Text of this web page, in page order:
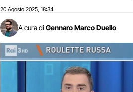
20 Agosto 2025 18:34
A cura di Gennaro Marco Duello